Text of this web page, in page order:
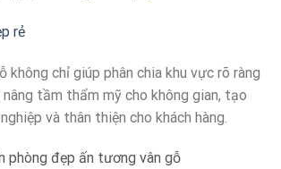
rẻ
không chỉ giúp phân chia khu vực rõ ràng
tầm thẩm mỹ cho không gian, tạo
và thân thiện cho khách hàng.
phòng đẹp ấn tương vân gỗ